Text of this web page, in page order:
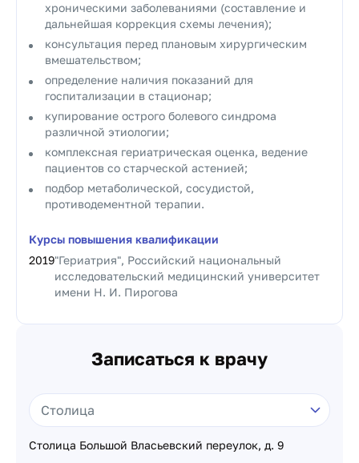
хроническими заболеваниями (составление и
дальнейшая коррекция схемы лечения);
консультация перед плановым хирургическим
вмешательством;
определение наличия показаний для
госпитализации в стационар;
купирование острого болевого синдрома
различной этиологии;
комплексная гериатрическая оценка, ведение
пациентов со старческой астенией;
подбор метаболической, сосудистой,
противодементной терапии.
Курсы повышения квалификации
2019"Гериатрия", Российский национальный
исследовательский медицинский университет
имени Н. И. Пирогова
Записаться к врачу
Столица Большой Власьевский переулок, д. 9